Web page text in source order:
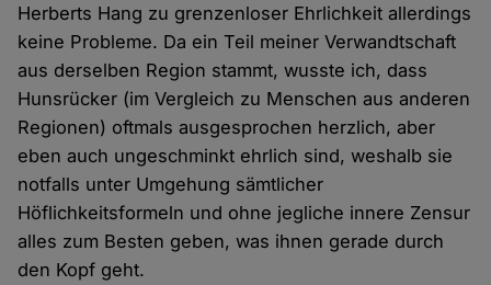
Herberts Hang zu grenzenloser Ehrlichkeit allerdings
keine Probleme. Da ein Teil meiner Verwandtschaft
aus derselben Region stammt, wusste ich, dass
Hunsrücker (im Vergleich zu Menschen aus anderen
Regionen) oftmals ausgesprochen herzlich, aber
eben auch ungeschminkt ehrlich sind, weshalb sie
notfalls unter Umgehung sämtlicher
Höflichkeitsformeln und ohne jegliche innere Zensur
alles zum Besten geben, was ihnen gerade durch
den Kopf geht.